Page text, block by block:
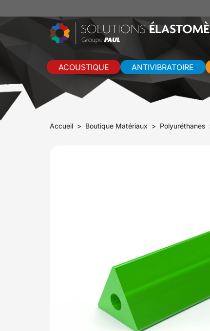
ACOUSTIQUE ANTIVIBRATOIRE
Accueil Boutique Matériaux Polyuréthanes